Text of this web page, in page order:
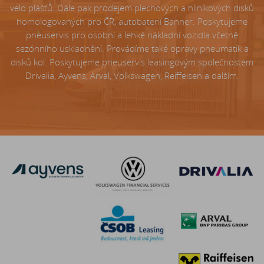
velo plášťů. Dále pak prodejem plechových a hliníkových disků
homologovaných pro ČR, autobaterií Banner. Poskytujeme
pneuservis pro osobní a lehké nákladní vozidla včetně
sezónního uskladnění. Provádíme také opravy pneumatik a
disků kol. Poskytujeme pneuservis leasingovým společnostem
Drivalia, Ayvens, Arval, Volkswagen, Reiffeisen a dalším.